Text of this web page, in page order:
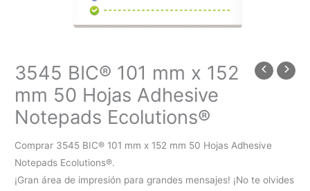
3545 BIC® 101 mm x 152
mm 50 Hojas Adhesive
Notepads Ecolutions®
Comprar 3545 BIC® 101 mm x 152 mm 50 Hojas Adhesive
Notepads Ecolutions®.
¡Gran área de impresión para grandes mensajes! ¡No te olvides